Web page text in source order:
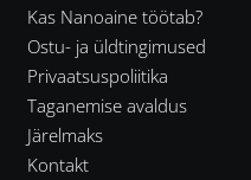
Kas Nanoaine töötab?
Ostu- ja üldtingimused
Privaatsuspoliitika
Taganemise avaldus
Järelmaks
Kontakt